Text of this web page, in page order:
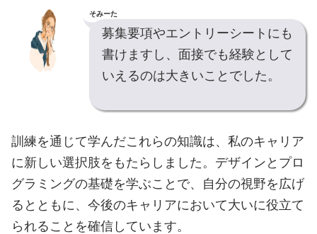
そみーた
募集要項やエントリーシートにも
書けますし、面接でも経験として
いえるのは大きいことでした。
訓練を通じて学んだこれらの知識は、私のキャリア
に新しい選択肢をもたらしました。デザインとプロ
グラミングの基礎を学ぶことで、自分の視野を広げ
るとともに、今後のキャリアにおいて大いに役立て
られることを確信しています。